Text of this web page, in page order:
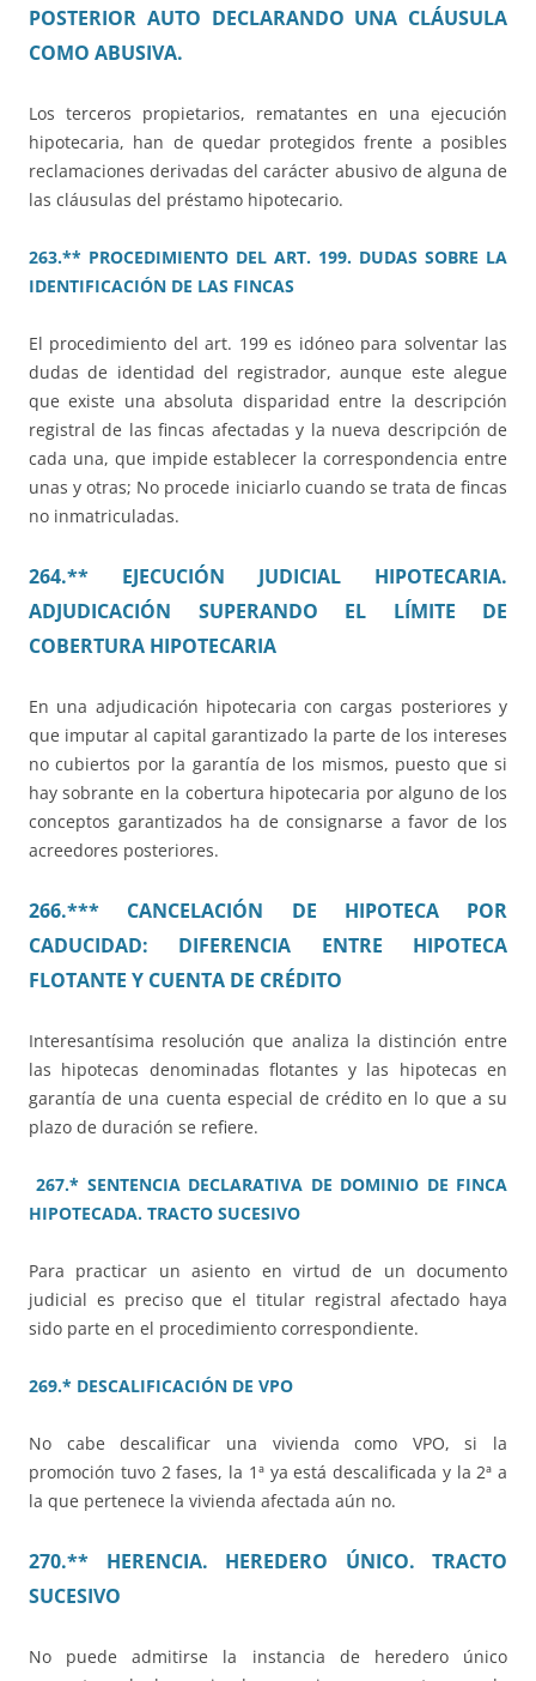
POSTERIOR AUTO DECLARANDO UNA CLÁUSULA
COMO ABUSIVA.
Los terceros propietarios, rematantes en una ejecución
hipotecaria, han de quedar protegidos frente a posibles
reclamaciones derivadas del carácter abusivo de alguna de
las cláusulas del préstamo hipotecario.
263.** PROCEDIMIENTO DEL ART. 199. DUDAS SOBRE LA
IDENTIFICACIÓN DE LAS FINCAS
El procedimiento del art. 199 es idóneo para solventar las
dudas de identidad del registrador, aunque este alegue
que existe una absoluta disparidad entre la descripción
registral de las fincas afectadas y la nueva descripción de
cada una, que impide establecer la correspondencia entre
unas y otras; No procede iniciarlo cuando se trata de fincas
no inmatriculadas.
264.** EJECUCIÓN JUDICIAL HIPOTECARIA.
ADJUDICACIÓN SUPERANDO EL LÍMITE DE
COBERTURA HIPOTECARIA
En una adjudicación hipotecaria con cargas posteriores y
que imputar al capital garantizado la parte de los intereses
no cubiertos por la garantía de los mismos, puesto que si
hay sobrante en la cobertura hipotecaria por alguno de los
conceptos garantizados ha de consignarse a favor de los
acreedores posteriores.
266.*** CANCELACIÓN DE HIPOTECA POR
CADUCIDAD: DIFERENCIA ENTRE HIPOTECA
FLOTANTE Y CUENTA DE CRÉDITO
Interesantísima resolución que analiza la distinción entre
las hipotecas denominadas flotantes y las hipotecas en
garantía de una cuenta especial de crédito en lo que a su
plazo de duración se refiere.
267.* SENTENCIA DECLARATIVA DE DOMINIO DE FINCA
HIPOTECADA. TRACTO SUCESIVO
Para practicar un asiento en virtud de un documento
judicial es preciso que el titular registral afectado haya
sido parte en el procedimiento correspondiente.
269.* DESCALIFICACIÓN DE VPO
No cabe descalificar una vivienda como VPO, si la
promoción tuvo 2 fases, la 1ª ya está descalificada y la 2ª a
la que pertenece la vivienda afectada aún no.
270.** HERENCIA. HEREDERO ÚNICO. TRACTO
SUCESIVO
No puede admitirse la instancia de heredero único